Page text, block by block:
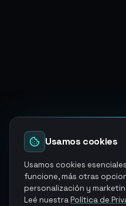
Usamos cookies
Usamos cookies
funcione, más otras
personalización y
Leé nuestraPolítica de